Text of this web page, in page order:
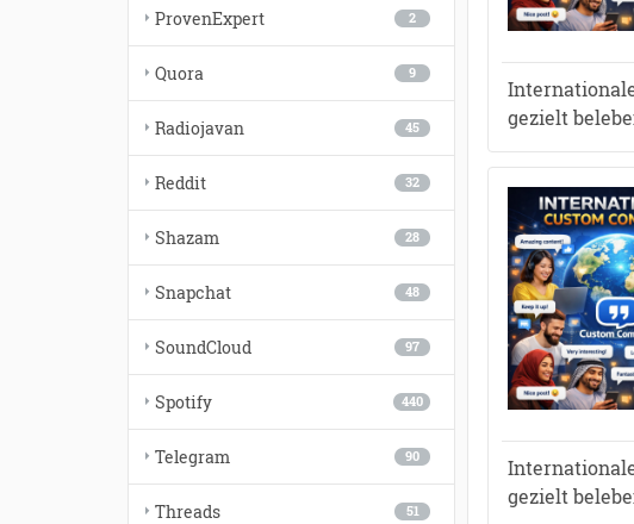
gezielt
gezielt
2
ProvenExpert
9
Quora
45
Radiojavan
32
Reddit
28
Shazam
48
Snapchat
97
SoundCloud
440
Spotify
90
Telegram
51
Threads